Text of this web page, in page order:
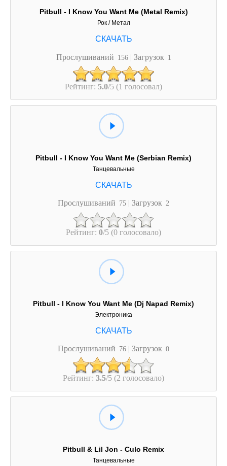
Pitbull - I Know You Want Me (Metal Remix)
Рок / Метал
Прослушиваний 156 | Загрузок 1
Рейтинг: 5.0/5 (1 голосовал)
Pitbull - I Know You Want Me (Serbian Remix)
Танцевальные
Прослушиваний 75 | Загрузок 2
Рейтинг: 0/5 (0 голосовало)
Pitbull - I Know You Want Me (Dj Napad Remix)
Электроника
Прослушиваний 76 | Загрузок 0
Рейтинг: 3.5/5 (2 голосовало)
Pitbull & Lil Jon - Culo Remix
Танцевальные